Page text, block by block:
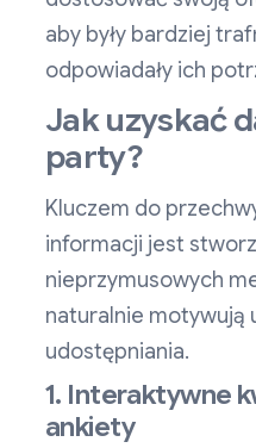
aby były bardziej
odpowiadały ich
Jak uzyskać
party?
Kluczem do
informacji jest
nieprzymusowych
naturalnie motywują
udostępniania.
1. Interaktywne
ankiety